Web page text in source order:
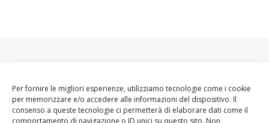
Per fornire le migliori esperienze, utilizziamo tecnologie come i cookie
per memorizzare e/o accedere alle informazioni del dispositivo. Il
consenso a queste tecnologie ci permetterà di elaborare dati come il
comportamento di navigazione o ID unici su questo sito. Non